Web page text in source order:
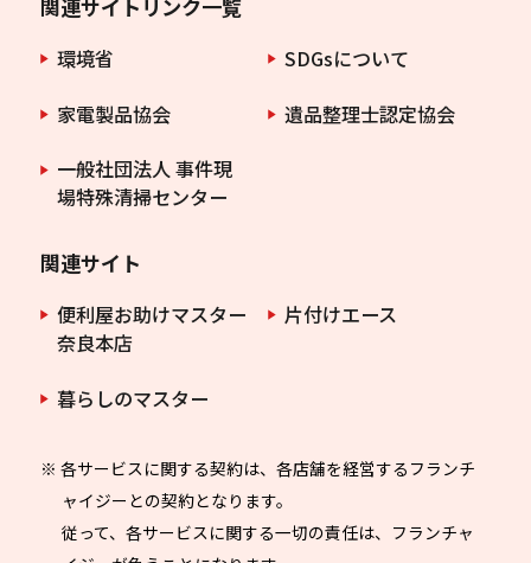
関連サイトリンク一覧
環境省
SDGsについて
家電製品協会
遺品整理士認定協会
一般社団法人 事件現
場特殊清掃センター
関連サイト
便利屋お助けマスター
奈良本店
片付けエース
暮らしのマスター
※ 各サービスに関する契約は、各店舗を経営するフランチ
ャイジーとの契約となります。
従って、各サービスに関する一切の責任は、フランチャ